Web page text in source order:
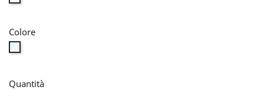
Colore
Quantità